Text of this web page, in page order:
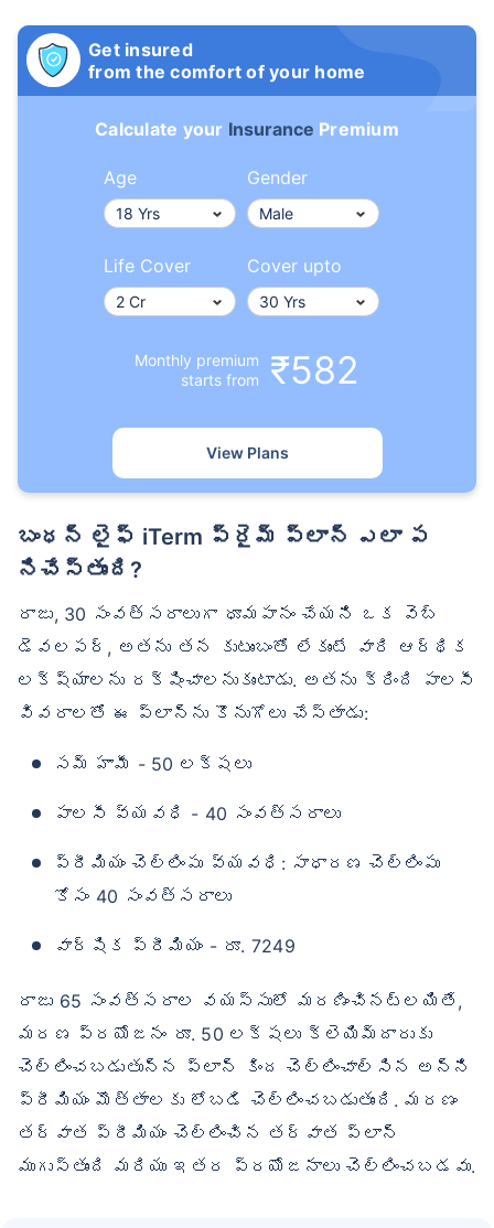
Get insured
from the comfort of your home
Calculate your Insurance Premium
Age Gender
Life Cover Cover upto
Monthly premium
starts from
₹582
View Plans
బంధన్ లైఫ్ iTerm ప్రైమ్ ప్లాన్ ఎలా ప
నిచేస్తుంది?
రాజు, 30 సంవత్సరాలుగా ధూమపానం చేయని ఒక వెబ్
డెవలపర్, అతను తన కుటుంబంతో లేకుంటే వారి ఆర్థిక
లక్ష్యాలను రక్షించాలనుకుంటాడు. అతను క్రింది పాలసీ
వివరాలతో ఈ ప్లాన్‌ను కొనుగోలు చేస్తాడు:
సమ్ హామీ - 50 లక్షలు
పాలసీ వ్యవధి - 40 సంవత్సరాలు
ప్రీమియం చెల్లింపు వ్యవధి: సాధారణ చెల్లింపు
కోసం 40 సంవత్సరాలు
వార్షిక ప్రీమియం - రూ. 7249
రాజు 65 సంవత్సరాల వయస్సులో మరణించినట్లయితే,
మరణ ప్రయోజనం రూ. 50 లక్షలు క్లెయిమ్‌దారుకు
చెల్లించబడుతున్న ప్లాన్ కింద చెల్లించాల్సిన అన్ని
ప్రీమియం మొత్తాలకు లోబడి చెల్లించబడుతుంది. మరణం
తర్వాత ప్రీమియం చెల్లించిన తర్వాత ప్లాన్
ముగుస్తుంది మరియు ఇతర ప్రయోజనాలు చెల్లించబడవు.